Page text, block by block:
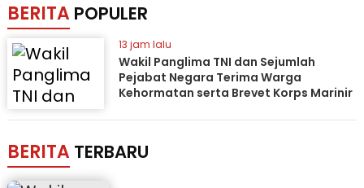
BERITA POPULER
13 jam lalu
Wakil Panglima TNI dan Sejumlah
Pejabat Negara Terima Warga
Kehormatan serta Brevet Korps Marinir
BERITA TERBARU